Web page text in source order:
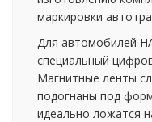
маркировки
Для автомобилей
специальный
Магнитные ленты
подогнаны под
идеально ложатся